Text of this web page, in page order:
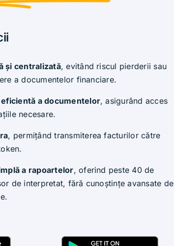
și centralizată, evitând riscul pierderii sau
a documentelor financiare.
a documentelor, asigurând acces
necesare.
, permițând transmiterea facturilor către
a rapoartelor, oferind peste 40 de
de interpretat, fără cunoștințe avansate de